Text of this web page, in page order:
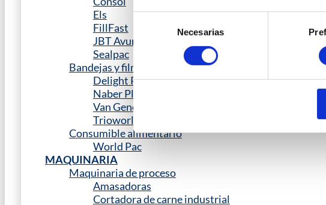
consentimiento
Necesarias
Els
FillFast
JBT Avure
Sealpac
Bandejas y films
Delight Packaging
Naber Plastics
Van Genechten
Trioworld Packaging
Consumible alimentario
World Pac
MAQUINARIA
Maquinaria de proceso
Amasadoras
Cortadora de carne industrial